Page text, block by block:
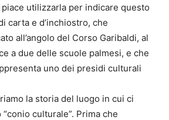
utilizzarla per indicare questo
carta e d’inchiostro, che
all’angolo del Corso Garibaldi, al
a due delle scuole palmesi, e che
uno dei presidi culturali
la storia del luogo in cui ci
culturale”. Prima che